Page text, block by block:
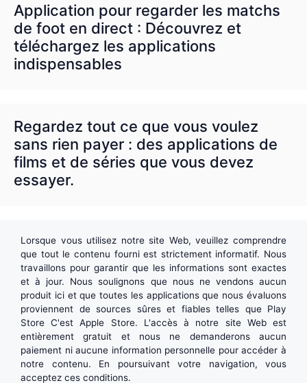
Application pour regarder les matchs
de foot en direct : Découvrez et
téléchargez les applications
indispensables
Regardez tout ce que vous voulez
sans rien payer : des applications de
films et de séries que vous devez
essayer.
Lorsque vous utilisez notre site Web, veuillez comprendre
que tout le contenu fourni est strictement informatif. Nous
travaillons pour garantir que les informations sont exactes
et à jour. Nous soulignons que nous ne vendons aucun
produit ici et que toutes les applications que nous évaluons
proviennent de sources sûres et fiables telles que Play
Store C'estApple Store. L'accès à notre site Web est
entièrement gratuit et nous ne demanderons aucun
paiement ni aucune information personnelle pour accéder à
notre contenu. En poursuivant votre navigation, vous
acceptez ces conditions.